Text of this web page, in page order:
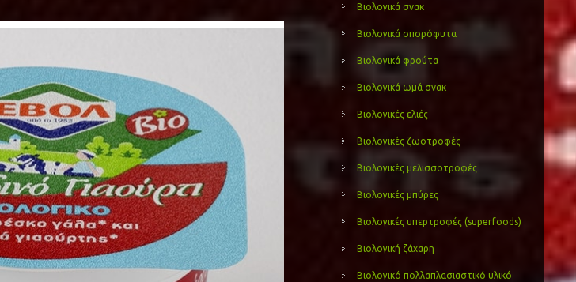
Βιολογικά σνακ
Βιολογικά σπορόφυτα
Βιολογικά φρούτα
Βιολογικά ωμά σνακ
Βιολογικές ελιές
Βιολογικές ζωοτροφές
Βιολογικές μελισσοτροφές
Βιολογικές μπύρες
Βιολογικές υπερτροφές (superfoods)
Βιολογική ζάχαρη
Βιολογικό πολλαπλασιαστικό υλικό